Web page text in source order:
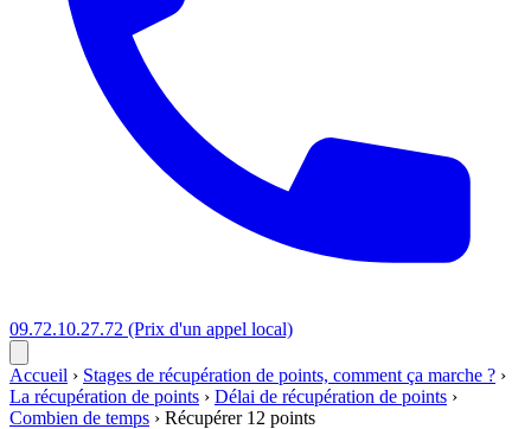
09.72.10.27.72 (Prix d'un appel local)
Accueil › Stages de récupération de points, comment ça marche ? ›
La récupération de points › Délai de récupération de points ›
Combien de temps › Récupérer 12 points